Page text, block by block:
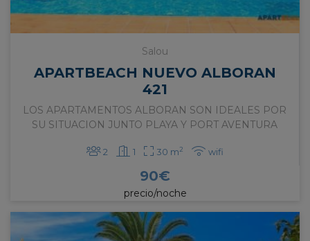
Salou
APARTBEACH NUEVO ALBORAN
421
LOS APARTAMENTOS ALBORAN SON IDEALES POR
SU SITUACION JUNTO PLAYA Y PORT AVENTURA
2 1 30 m2 wifi
90€
precio/noche